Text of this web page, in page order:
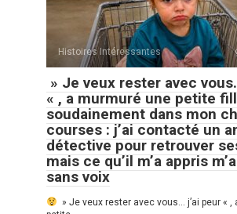
Histoires Intéressantes
» Je veux rester avec
« , a murmuré une petite
soudainement dans mon
courses : j’ai contacté un
détective pour retrouver
mais ce qu’il m’a appris
sans voix
» Je veux rester avec vous… j’ai peur « ,